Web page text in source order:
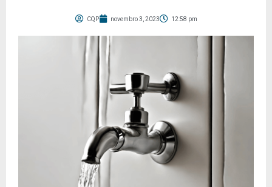
CQP novembro 3, 2023 12:58 pm